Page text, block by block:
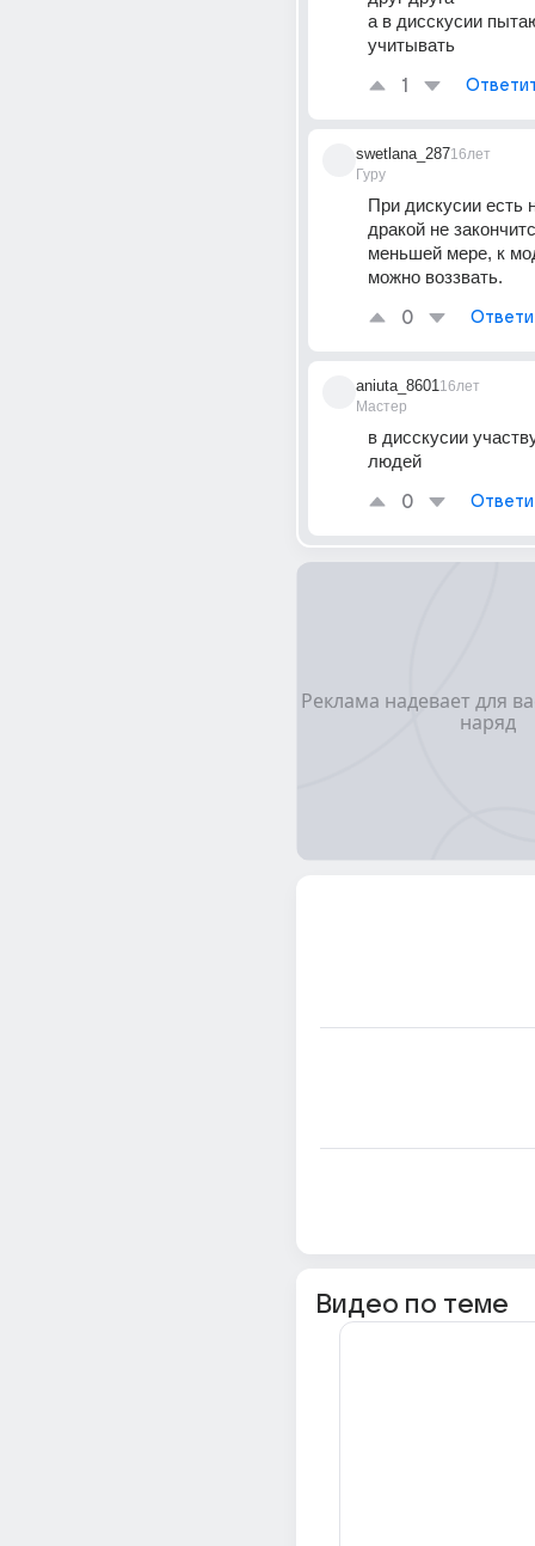
а в дисскусии
учитывать
1
swetlana_287
Гуру
16лет
При дискусии есть
дракой не
меньшей мере, к
можно воззвать.
0
aniuta_8601
Мастер
16лет
в дисскусии
людей
0
Видео по теме